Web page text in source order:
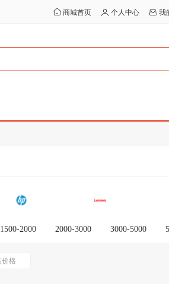
商城首页 个人中心 我
1500-2000 2000-3000 3000-5000